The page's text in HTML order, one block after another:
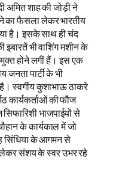
अमित शाह की जोड़ी ने
का फैसला लेकर भारतीय
है। इसके साथ ही चंद
इबारतें भी वाशिंग मशीन के
होने लगीं हैं। इस एक
पार्टी के भी
स्वर्गीय कुशाभाऊ ठाकरे
कार्यकर्ताओं की फौज
भाजपाईयों से
के कार्यकाल में जो
सिंधिया के आगमन से
लेकर संशय के स्वर उभर रहे